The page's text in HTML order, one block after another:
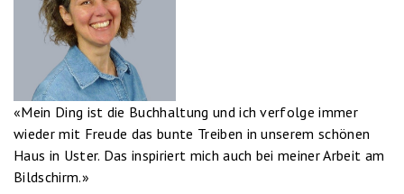
«Mein Ding ist die Buchhaltung und ich verfolge immer
wieder mit Freude das bunte Treiben in unserem schönen
Haus in Uster. Das inspiriert mich auch bei meiner Arbeit am
Bildschirm.»